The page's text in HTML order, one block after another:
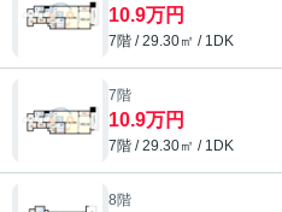
10.9万円
7階 / 29.30㎡ / 1DK
7階
10.9万円
7階 / 29.30㎡ / 1DK
8階